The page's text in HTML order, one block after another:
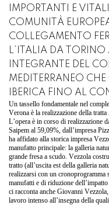
IMPORTANTI E
COMUNITÀ
COLLEGAMENTO
L’ITALIA DA TORINO
INTEGRANTE DEL
MEDITERRANEO
IBERICA FINO AL
Un tassello fondamentale nel
Verona è la realizzazione della
L’opera è in corso di realizzazione
Saipem al 59,09%, dall’impresa
ha affidato alla storica impresa
manufatto principale: la galleria
grande fresa a scudo. Vezzola
tratto (all’uscita est della galleria
realizzarsi con un
manufatti e di riduzione
ci racconta anche Giovanni
lavoro intenso all’insegna della